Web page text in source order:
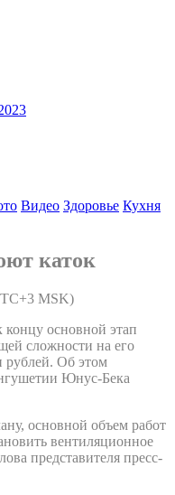
Видео Здоровье Кухня
каток
MSK)
основной этап
сложности на его
рублей. Об этом
Юнус-Бека
основной объем работ
вентиляционное
представителя пресс-